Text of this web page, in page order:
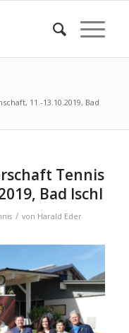
11.-13.10.2019, Bad
Tennis
Bad Ischl
/ von Harald Eder